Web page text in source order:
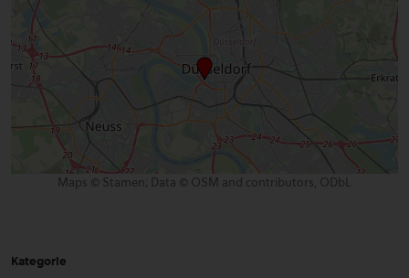
Maps © Stamen; Data © OSM and contributors, ODbL
Kategorie